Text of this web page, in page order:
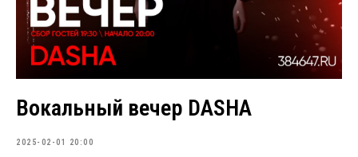
Вокальный вечер DASHA
2025-02-01 20:00